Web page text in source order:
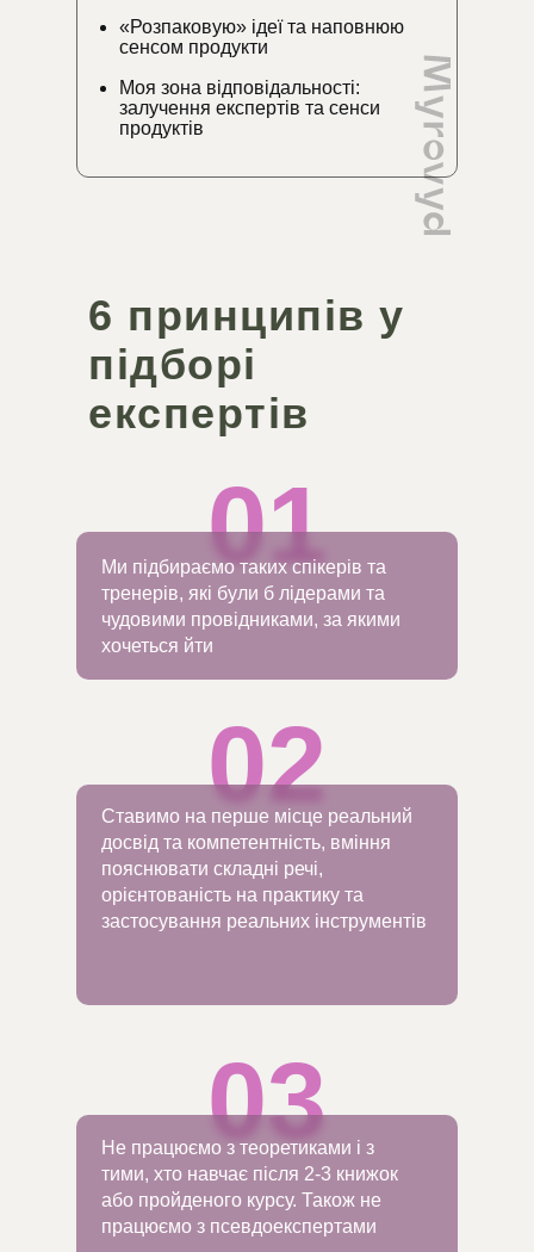
«Розпаковую» ідеї та наповнюю
сенсом продукти
Моя зона відповідальності:
залучення експертів та сенси
продуктів
6 принципів у
підборі
експертів
03
02
01
Ми підбираємо таких спікерів та
тренерів, які були б лідерами та
чудовими провідниками, за якими
хочеться йти
Ставимо на перше місце реальний
досвід та компетентність, вміння
пояснювати складні речі,
орієнтованість на практику та
застосування реальних інструментів
Не працюємо з теоретиками і з
тими, хто навчає після 2-3 книжок
або пройденого курсу. Також не
працюємо з псевдоекспертами